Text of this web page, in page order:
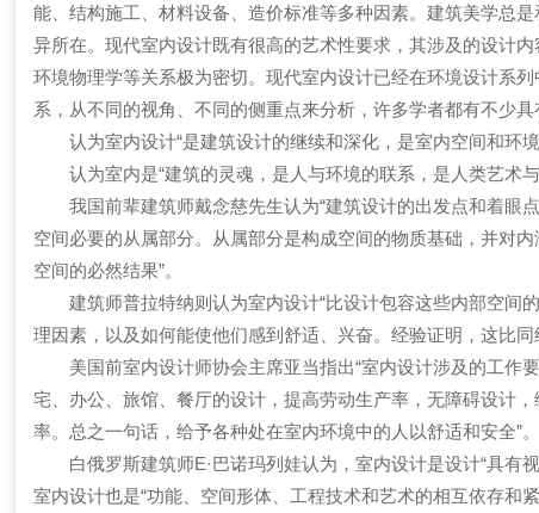
能、结构施工、材料设备、造价标准等多种因素。建筑美学总
异所在。现代室内设计既有很高的艺术性要求，其涉及的设计
环境物理学等关系极为密切。现代室内设计已经在环境设计系
系，从不同的视角、不同的侧重点来分析，许多学者都有不少
认为室内设计“是建筑设计的继续和深化，是室内空间和环境
认为室内是“建筑的灵魂，是人与环境的联系，是人类艺术与
我国前辈建筑师戴念慈先生认为“建筑设计的出发点和着眼
空间必要的从属部分。从属部分是构成空间的物质基础，并对
空间的必然结果”。
建筑师普拉特纳则认为室内设计“比设计包容这些内部空间
理因素，以及如何能使他们感到舒适、兴奋。经验证明，这比
美国前室内设计师协会主席亚当指出“室内设计涉及的工作
宅、办公、旅馆、餐厅的设计，提高劳动生产率，无障碍设计
率。总之一句话，给予各种处在室内环境中的人以舒适和安全”。
白俄罗斯建筑师E·巴诺玛列娃认为，室内设计是设计“具有
室内设计也是“功能、空间形体、工程技术和艺术的相互依存和紧